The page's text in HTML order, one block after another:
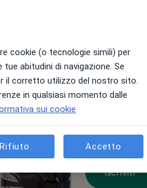
Compilando il
sui nostri prodotti e
tuoi dati e chiederci
commerciali, in
privacy policy.
cookie (o tecnologie simili) per
abitudini di navigazione. Se
il corretto utilizzo del nostro sito.
in qualsiasi momento dalle
sui cookie
Rifiuto Accetto